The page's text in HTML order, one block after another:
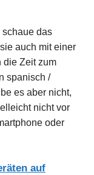
schaue das
auch mit einer
die Zeit zum
spanisch /
es aber nicht,
nicht vor
oder
auf